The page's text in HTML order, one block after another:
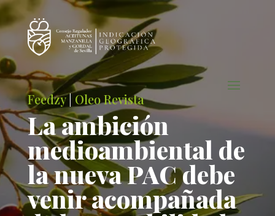
Feedzy| Oleo Revista
La ambición
medioambiental de
la nueva PAC debe
venir acompañada